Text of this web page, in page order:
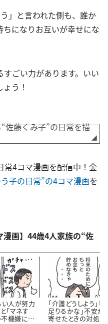
」と言われた側も、誰か
になりお互いが幸せにな
ごい力があります。いい
う！
佐藤くみ子”の日常を描
4コマ漫画を配信中！金
子の日常”の4コマ漫画を
画】44歳4人家族の“佐
い人が努力
「マネす
不機嫌に振
「介護どうしよう」「
足りるかな」不安が
寄せたときの対処